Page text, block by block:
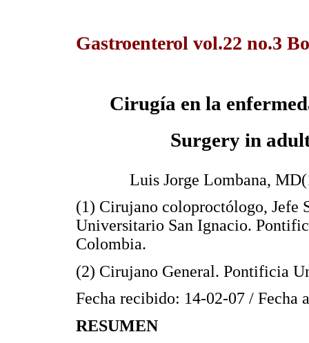
Gastroenterol vol.22 no.3
Cirugía en la
Surgery in adult
Luis Jorge Lombana,
(1) Cirujano coloproctólogo, Jefe
Universitario San Ignacio.
Colombia.
(2) Cirujano General. Pontificia
Fecha recibido: 14-02-07 / Fecha
RESUMEN